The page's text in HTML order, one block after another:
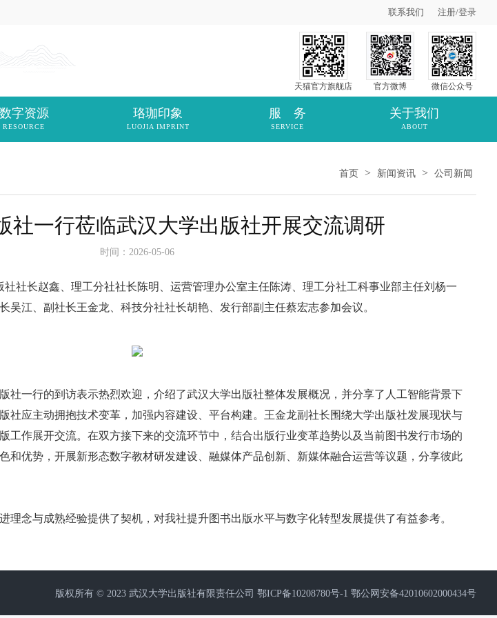
联系我们 注册/登录
天猫官方旗舰店 官方微博 微信公众号
数字资源
RESOURCE
珞珈印象
LUOJIA IMPRINT
服 务
SERVICE
关于我们
ABOUT
首页 > 新闻资讯 > 公司新闻
社一行莅临武汉大学出版社开展交流调研
时间：2026-05-06
社长赵鑫、理工分社社长陈明、运营管理办公室主任陈涛、理工分社工科事业部主任刘杨一
吴江、副社长王金龙、科技分社社长胡艳、发行部副主任蔡宏志参加会议。
一行的到访表示热烈欢迎，介绍了武汉大学出版社整体发展概况，并分享了人工智能背景下
社应主动拥抱技术变革，加强内容建设、平台构建。王金龙副社长围绕大学出版社发展现状与
工作展开交流。在双方接下来的交流环节中，结合出版行业变革趋势以及当前图书发行市场的
和优势，开展新形态数字教材研发建设、融媒体产品创新、新媒体融合运营等议题，分享彼此
念与成熟经验提供了契机，对我社提升图书出版水平与数字化转型发展提供了有益参考。
版权所有 © 2023 武汉大学出版社有限责任公司 鄂ICP备10208780号-1 鄂公网安备42010602000434号